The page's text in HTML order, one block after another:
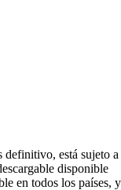
está sujeto a
disponible
en todos los países, y